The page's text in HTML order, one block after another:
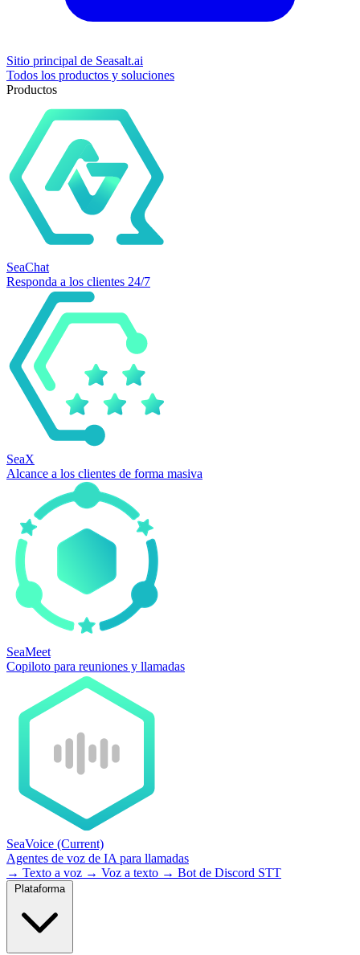
Sitio principal de Seasalt.ai
Todos los productos y soluciones
Productos
SeaChat
Responda a los clientes 24/7
SeaX
Alcance a los clientes de forma masiva
SeaMeet
Copiloto para reuniones y llamadas
SeaVoice (Current)
Agentes de voz de IA para llamadas
→ Texto a voz → Voz a texto → Bot de Discord STT
Plataforma